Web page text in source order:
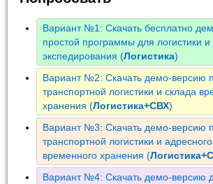
Вариант №1: Скачать бесплатно
простой программы для логистики и
экспедирования (Логистика)
Вариант №2: Скачать демо-версию
транспортной логистики и склада
хранения (Логистика+СВХ)
Вариант №3: Скачать демо-версию
транспортной логистики и
временного хранения (
Вариант №4: Скачать демо-версию